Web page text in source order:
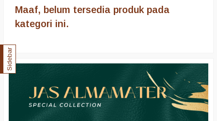
Maaf, belum tersedia produk pada
kategori ini.
Sidebar